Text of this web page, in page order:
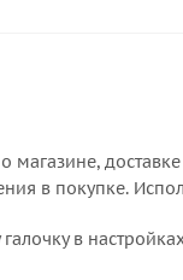
в покупке.
в